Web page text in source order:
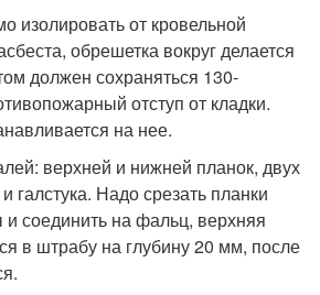
изолировать от кровельной
обрешетка вокруг делается
должен сохраняться 130-
отступ от кладки.
на нее.
верхней и нижней планок, двух
галстука. Надо срезать планки
соединить на фальц, верхняя
в штрабу на глубину 20 мм, после